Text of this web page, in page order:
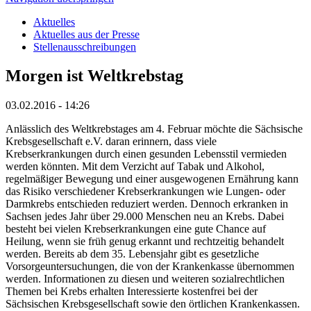
Aktuelles
Aktuelles aus der Presse
Stellenausschreibungen
Morgen ist Weltkrebstag
03.02.2016 - 14:26
Anlässlich des Weltkrebstages am 4. Februar möchte die Sächsische
Krebsgesellschaft e.V. daran erinnern, dass viele
Krebserkrankungen durch einen gesunden Lebensstil vermieden
werden könnten. Mit dem Verzicht auf Tabak und Alkohol,
regelmäßiger Bewegung und einer ausgewogenen Ernährung kann
das Risiko verschiedener Krebserkrankungen wie Lungen- oder
Darmkrebs entschieden reduziert werden. Dennoch erkranken in
Sachsen jedes Jahr über 29.000 Menschen neu an Krebs. Dabei
besteht bei vielen Krebserkrankungen eine gute Chance auf
Heilung, wenn sie früh genug erkannt und rechtzeitig behandelt
werden. Bereits ab dem 35. Lebensjahr gibt es gesetzliche
Vorsorgeuntersuchungen, die von der Krankenkasse übernommen
werden. Informationen zu diesen und weiteren sozialrechtlichen
Themen bei Krebs erhalten Interessierte kostenfrei bei der
Sächsischen Krebsgesellschaft sowie den örtlichen Krankenkassen.